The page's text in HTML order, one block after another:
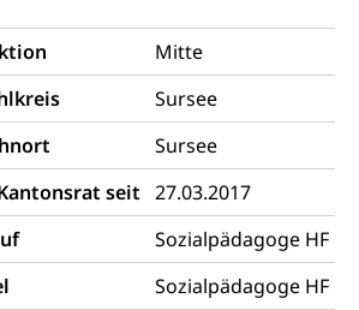
Mitte
Sursee
Sursee
seit 27.03.2017
Sozialpädagoge HF
Sozialpädagoge HF
und Unterhalt LU, OW, NW,
und Infrastruktur vif
Kantonsstrassen
Partnerschaft, Tod,
Zivilstandswesen